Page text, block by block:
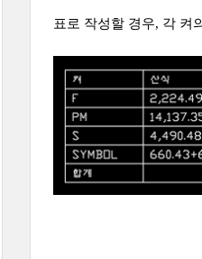
표로 작성할 경우, 각 켜